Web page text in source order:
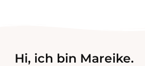
Hi, ich bin Mareike.